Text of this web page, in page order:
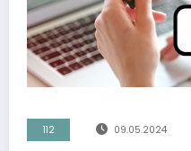
112 09.05.2024